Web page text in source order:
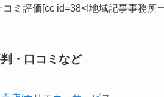
ミ評価[cc id=38<!地域記事事務所
・口コミなど